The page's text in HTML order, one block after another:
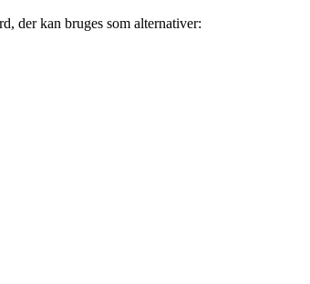
der kan bruges som alternativer: